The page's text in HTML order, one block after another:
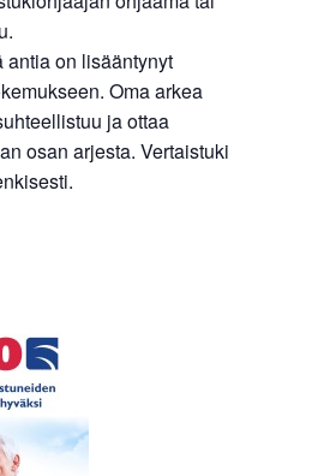
antia on lisääntynyt
Oma arkea
ja ottaa
osan arjesta. Vertaistuki